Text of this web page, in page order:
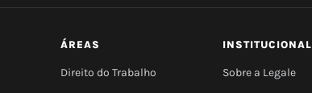
ÁREAS
Direito do Trabalho
INSTITUCIONAL
Sobre a Legale